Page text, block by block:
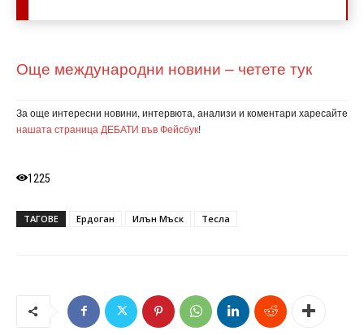
Още международни новини – четете тук
За още интересни новини, интервюта, анализи и коментари харесайте
нашата страница ДЕБАТИ във Фейсбук!
1225
ТАГОВЕ Ердоган Илън Мъск Тесла